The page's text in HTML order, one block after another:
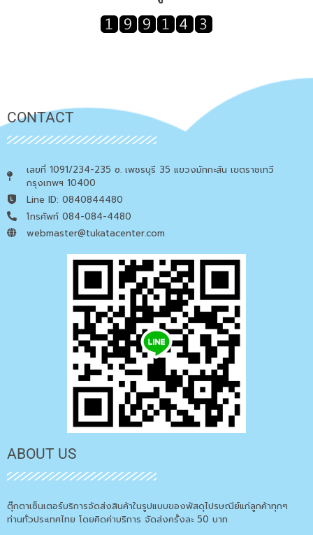
CONTACT
เลขที่ 1091/234-235 ซ. เพชรบุรี 35 แขวงมักกะสัน เขตราชเทวี
กรุงเทพฯ 10400
Line ID: 0840844480
โทรศัพท์ 084-084-4480
webmaster@tukatacenter.com
ABOUT US
ตุ๊กตาเซ็นเตอร์บริการจัดส่งสินค้าในรูปแบบของพัสดุไปรษณีย์แก่ลูกค้าทุกๆ
ท่านทั่วประเทศไทย โดยคิดค่าบริการ จัดส่งครั้งละ 50 บาท